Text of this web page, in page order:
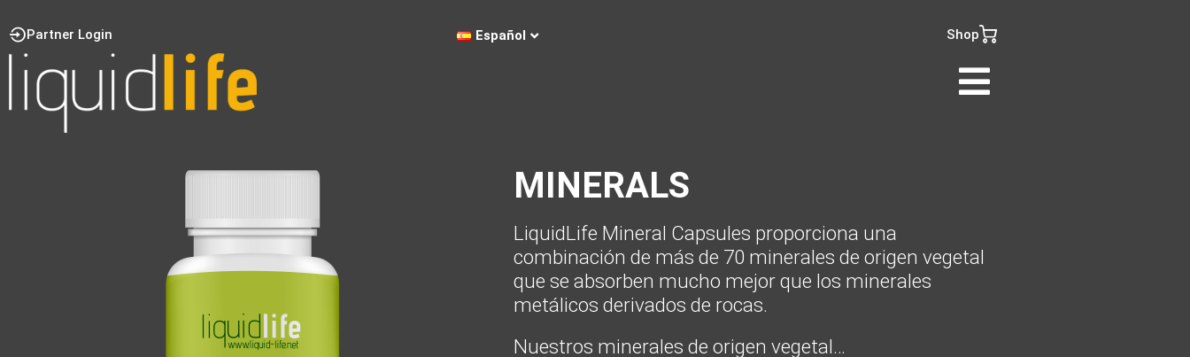
Partner Login Español Shop
MINERALS
LiquidLife Mineral Capsules proporciona una
combinación de más de 70 minerales de origen vegetal
que se absorben mucho mejor que los minerales
metálicos derivados de rocas.
Nuestros minerales de origen vegetal…